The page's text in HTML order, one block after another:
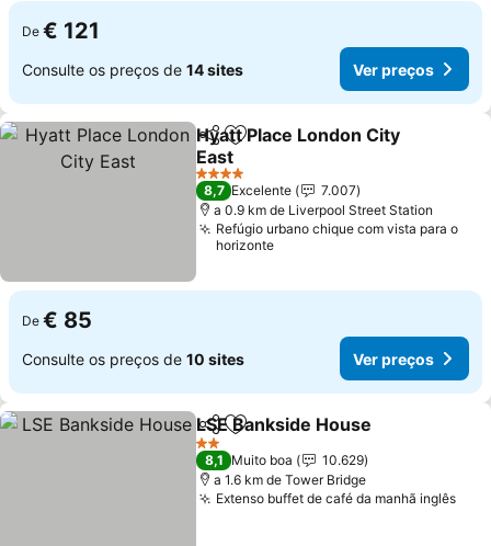
De € 121
Consulte os preços de 14 sites Ver preços
PartilharAdicionar aos favoritos
Hyatt Place London City
East
Ver preços
4 Estrelas
8,7 Excelente
7.007
a 0.9 km de Liverpool Street Station
Refúgio urbano chique com vista para o
horizonte
De € 85
Consulte os preços de 10 sites Ver preços
PartilharAdicionar aos favoritos
LSE Bankside House
2 Estrelas
8,1 Muito boa
10.629
a 1.6 km de Tower Bridge
Extenso buffet de café da manhã inglêsVer